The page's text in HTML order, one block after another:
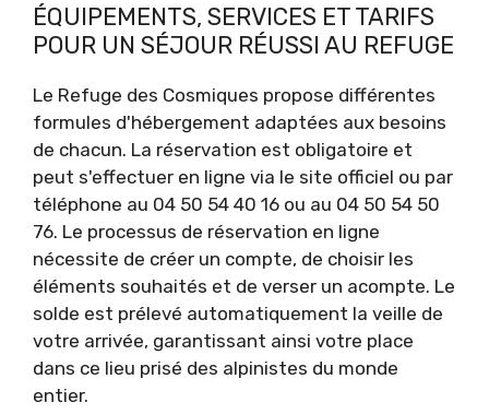
ÉQUIPEMENTS, SERVICES ET TARIFS
POUR UN SÉJOUR RÉUSSI AU REFUGE
Le Refuge des Cosmiques propose différentes
formules d'hébergement adaptées aux besoins
de chacun. La réservation est obligatoire et
peut s'effectuer en ligne via le site officiel ou par
téléphone au 04 50 54 40 16 ou au 04 50 54 50
76. Le processus de réservation en ligne
nécessite de créer un compte, de choisir les
éléments souhaités et de verser un acompte. Le
solde est prélevé automatiquement la veille de
votre arrivée, garantissant ainsi votre place
dans ce lieu prisé des alpinistes du monde
entier.